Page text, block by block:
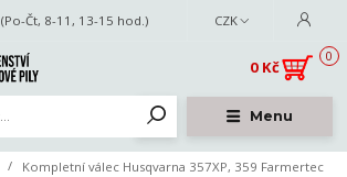
Menu
CZK
(Po-Čt, 8-11, 13-15 hod.)
0
0 Kč
Kompletní válec Husqvarna 357XP, 359 Farmertec